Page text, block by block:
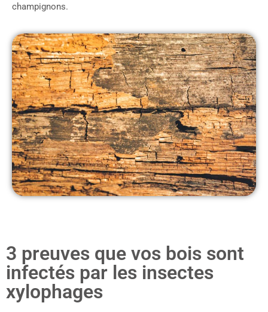
champignons.
3 preuves que vos bois sont
infectés par les insectes
xylophages